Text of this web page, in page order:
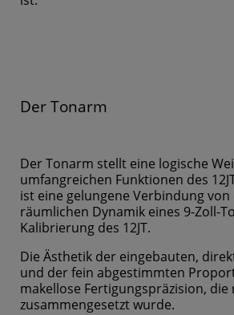
Der Tonarm
Der Tonarm stellt eine logische
umfangreichen Funktionen des
ist eine gelungene Verbindung
räumlichen Dynamik eines 9-Zoll-
Kalibrierung des 12JT.
Die Ästhetik der eingebauten,
und der fein abgestimmten
makellose Fertigungspräzision,
zusammengesetzt wurde.